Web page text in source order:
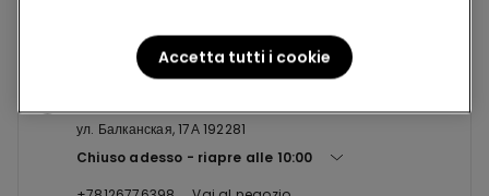
ул. Балканская, 17А 192281
Chiuso adesso
riapre alle 10:00
Accetta tutti i cookie